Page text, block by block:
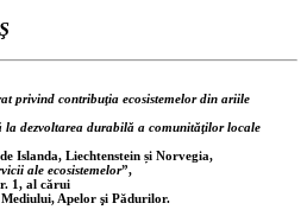
privind contribuţia ecosistemelor din ariile
la dezvoltarea durabilă a comunităţilor locale
Islanda, Liechtenstein și Norvegia,
ale ecosistemelor”,
1, al cărui
Apelor şi Pădurilor.